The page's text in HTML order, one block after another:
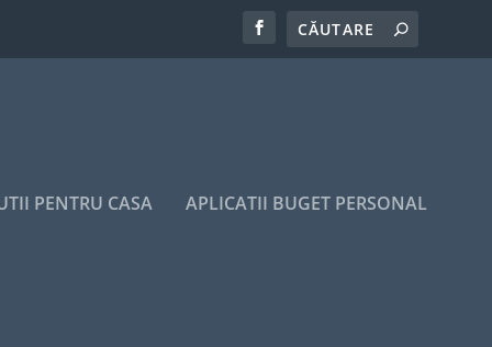
PENTRU CASA APLICATII BUGET PERSONAL